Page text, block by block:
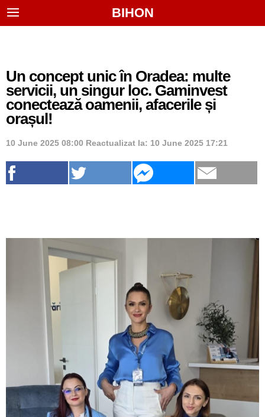
BIHON
Un concept unic în Oradea: multe
servicii, un singur loc. Gaminvest
conectează oamenii, afacerile și
orașul!
10 June 2025 08:00 Reactualizat la: 10 June 2025 17:21